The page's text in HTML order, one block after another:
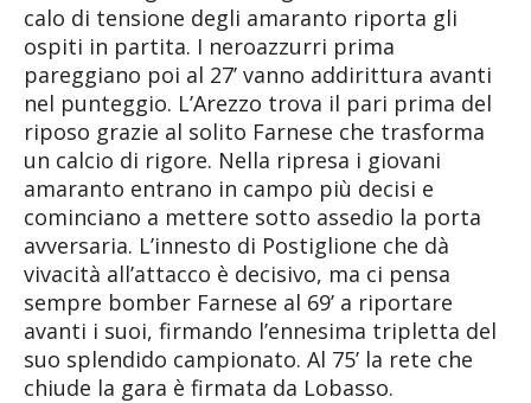
calo di tensione degli amaranto riporta gli
ospiti in partita. I neroazzurri prima
pareggiano poi al 27’ vanno addirittura avanti
nel punteggio. L’Arezzo trova il pari prima del
riposo grazie al solito Farnese che trasforma
un calcio di rigore. Nella ripresa i giovani
amaranto entrano in campo più decisi e
cominciano a mettere sotto assedio la porta
avversaria. L’innesto di Postiglione che dà
vivacità all’attacco è decisivo, ma ci pensa
sempre bomber Farnese al 69’ a riportare
avanti i suoi, firmando l’ennesima tripletta del
suo splendido campionato. Al 75’ la rete che
chiude la gara è firmata da Lobasso.